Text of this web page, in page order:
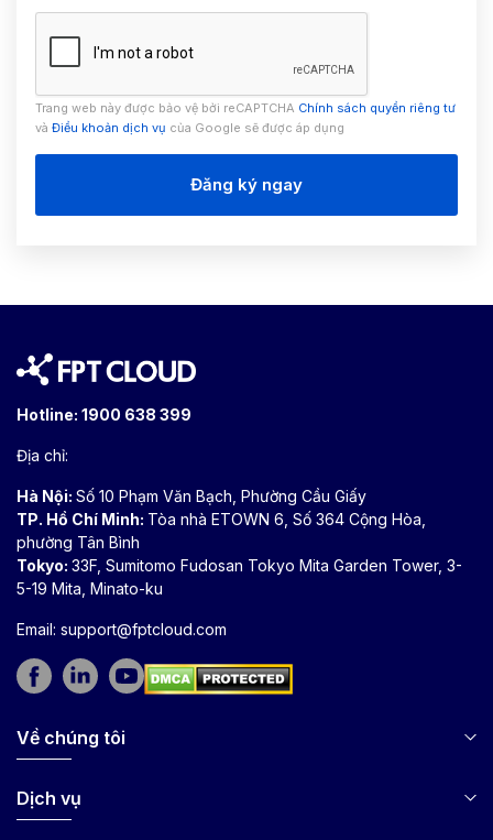
Trang web này được bảo vệ bởi reCAPTCHA Chính sách quyền riêng tư
và Điều khoản dịch vụ của Google sẽ được áp dụng
Đăng ký ngay
Hotline: 1900 638 399
Địa chỉ:
Hà Nội: Số 10 Phạm Văn Bạch, Phường Cầu Giấy
TP. Hồ Chí Minh: Tòa nhà ETOWN 6, Số 364 Cộng Hòa,
phường Tân Bình
Tokyo: 33F, Sumitomo Fudosan Tokyo Mita Garden Tower, 3-
5-19 Mita, Minato-ku
Email: support@fptcloud.com
Về chúng tôi
Dịch vụ